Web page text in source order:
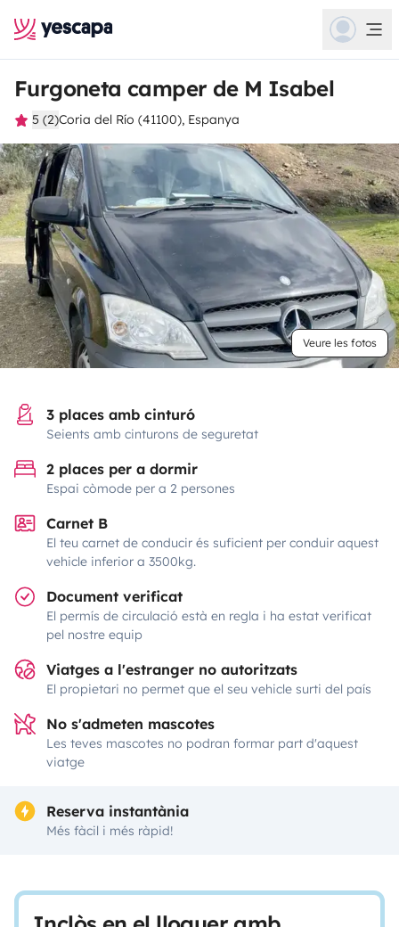
Furgoneta camper de M Isabel
5 (2)Coria del Río (41100), Espanya
Veure les fotos
3 places amb cinturó
Seients amb cinturons de seguretat
2 places per a dormir
Espai còmode per a 2 persones
Carnet B
El teu carnet de conducir és suficient per conduir aquest
vehicle inferior a 3500kg.
Document verificat
El permís de circulació està en regla i ha estat verificat
pel nostre equip
Viatges a l'estranger no autoritzats
El propietari no permet que el seu vehicle surti del país
No s'admeten mascotes
Les teves mascotes no podran formar part d'aquest
viatge
Reserva instantània
Més fàcil i més ràpid!